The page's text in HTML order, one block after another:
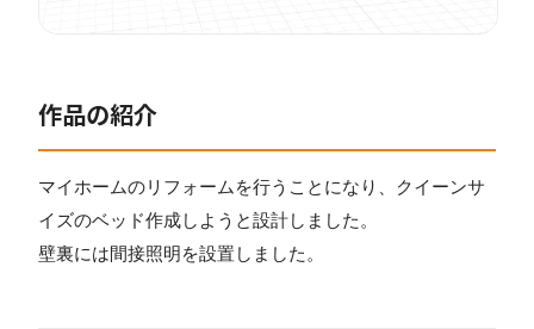
作品の紹介
マイホームのリフォームを行うことになり、クイーンサ
イズのベッド作成しようと設計しました。
壁裏には間接照明を設置しました。